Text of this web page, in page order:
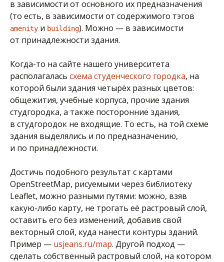
в зависимости от основного их предназначения
(то есть, в зависимости от содержимого тэгов
amenity и building). Можно — в зависимости
от принадлежности здания.
Когда-то на сайте нашего университета
располагалась схема студенческого городка, на
которой были здания четырёх разных цветов:
общежития, учебные корпуса, прочие здания
студгородка, а также посторонние здания,
в студгородок не входящие. То есть, на той схеме
здания выделялись и по предназначению,
и по принадлежности.
Достичь подобного результат с картами
OpenStreetMap, рисуемыми через библиотеку
Leaflet, можно разными путями: можно, взяв
какую-либо карту, не трогать её растровый слой,
оставить его без изменений, добавив свой
векторный слой, куда нанести контуры зданий.
Пример — usjeans.ru/map. Другой подход —
сделать собственный растровый слой, на котором